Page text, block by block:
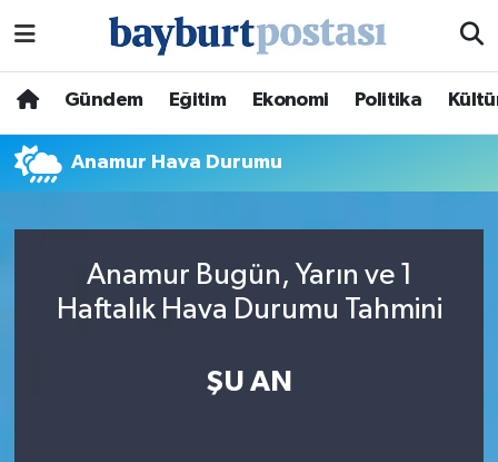
Gündem Eğitim Ekonomi Politika
Anamur Hava Durumu
Anamur Bugün, Yarın ve 1
Haftalık Hava Durumu Tahmini
ŞU AN
Hava Durumu
Süper Lig Puan Durumu ve Fikstür